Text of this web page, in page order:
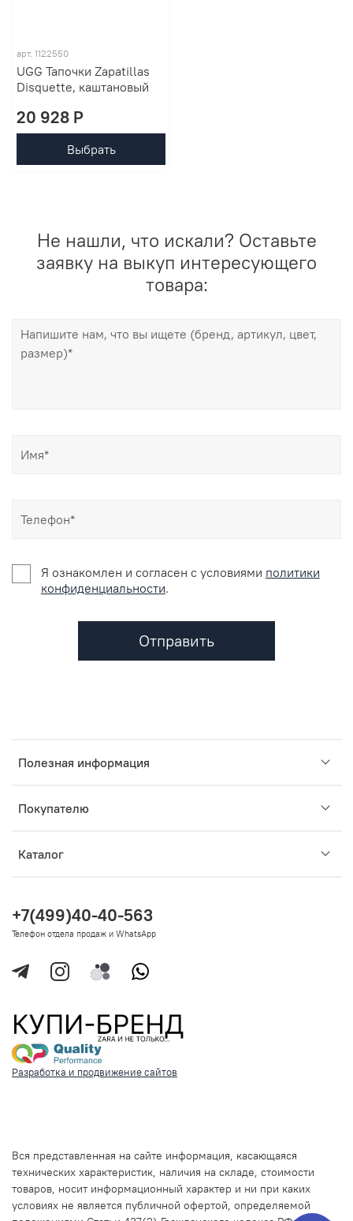
арт. 1122550
UGG Тапочки Zapatillas
Disquette, каштановый
20 928 P
Выбрать
Не нашли, что искали? Оставьте
заявку на выкуп интересующего
товара:
Я ознакомлен и согласен c условиями политики
конфиденциальности.
Отправить
Полезная информация
Покупателю
Каталог
+7(499)40-40-563
Телефон отдела продаж и WhatsApp
Разработка и продвижение сайтов
Вся представленная на сайте информация, касающаяся
технических характеристик, наличия на складе, стоимости
товаров, носит информационный характер и ни при каких
условиях не является публичной офертой, определяемой